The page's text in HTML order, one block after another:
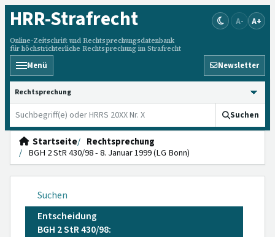
HRR-Strafrecht
Online-Zeitschrift und Rechtsprechungsdatenbank
für höchstrichterliche Rechtsprechung im Strafrecht
A- A+
Menü Newsletter
HRRS durchsuchen
Suchen
Startseite
Rechtsprechung
BGH 2 StR 430/98 - 8. Januar 1999 (LG Bonn)
Suchen
Entscheidung
BGH 2 StR 430/98: